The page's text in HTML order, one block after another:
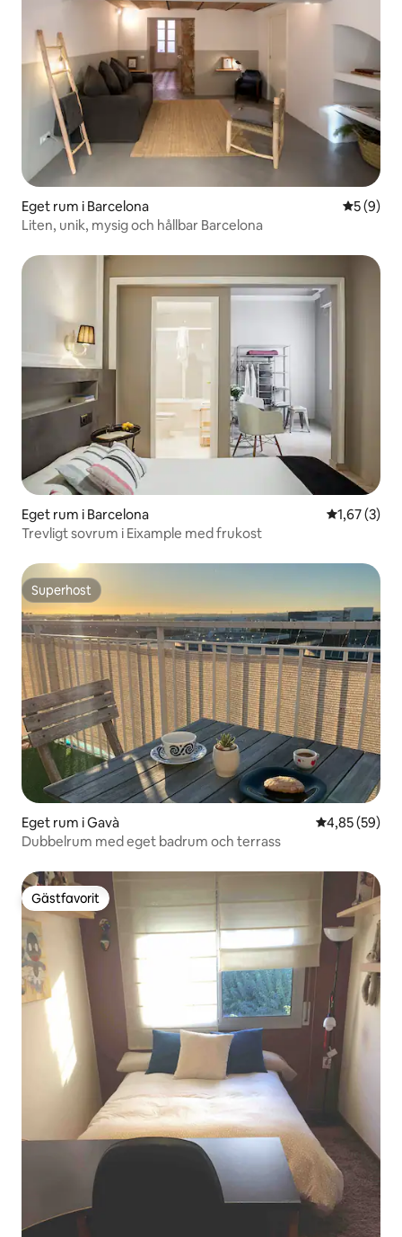
Eget rum i Barcelona 5 av 5 i
5 (9)
Liten, unik, mysig och hållbar Barcelona
Eget rum i Barcelona 1,67 av 5 i
1,67 (3)
Trevligt sovrum i Eixample med frukost
Superhost
Superhost
Eget rum i Gavà 4,85 av 5 i
4,85 (59)
Dubbelrum med eget badrum och terrass
Gästfavorit
Gästfavorit